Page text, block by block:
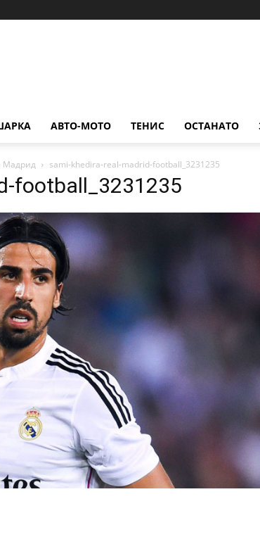
АВТО-МОТО ТЕНИС ОСТАНАТО
Мадрид sami-khedira-real-madrid-football_3231235
football_3231235